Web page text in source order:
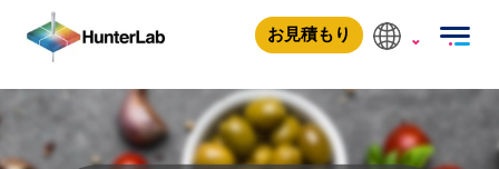
お見積もり
ベニバナ油の色測定